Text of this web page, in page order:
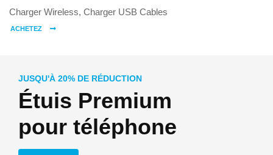
Charger Wireless, Charger USB Cables
ACHETEZ
JUSQU'À 20% DE RÉDUCTION
Étuis Premium
pour téléphone